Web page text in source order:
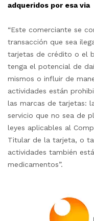
adqueridos por esa via
“Este comerciante se
transacción que sea
tarjetas de crédito o el
tenga el potencial de
mismos o influir de
actividades están
las marcas de tarjetas:
servicio que no sea de
leyes aplicables al
Titular de la tarjeta, o
actividades también
medicamentos”.